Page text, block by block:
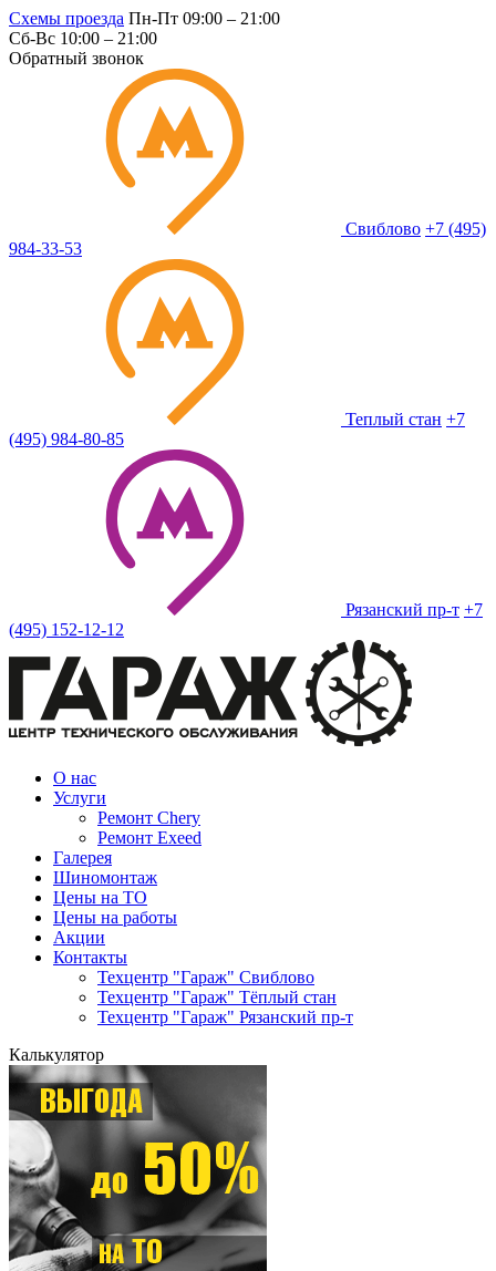
Схемы проезда Пн-Пт 09:00 – 21:00
Сб-Вс 10:00 – 21:00
Обратный звонок
Свиблово +7 (495)
984-33-53
Теплый стан +7
(495) 984-80-85
Рязанский пр-т +7
(495) 152-12-12
О нас
Услуги
Ремонт Chery
Ремонт Exeed
Галерея
Шиномонтаж
Цены на ТО
Цены на работы
Акции
Контакты
Техцентр "Гараж" Свиблово
Техцентр "Гараж" Тёплый стан
Техцентр "Гараж" Рязанский пр-т
Калькулятор